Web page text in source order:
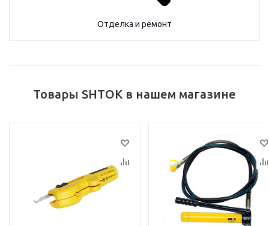
Отделка и ремонт
Товары SHTOK в нашем магазине